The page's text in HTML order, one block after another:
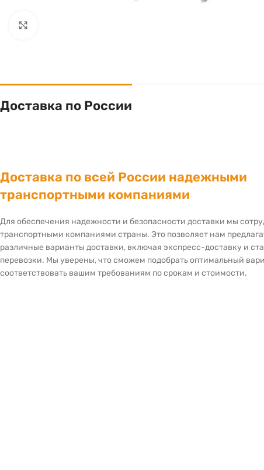
Доставка по России
Доставка по всей России надежными
транспортными компаниями
Для обеспечения надежности и безопасности доставки мы
транспортными компаниями страны. Это позволяет нам
различные варианты доставки, включая экспресс-доставку и
перевозки. Мы уверены, что сможем подобрать оптимальный
соответствовать вашим требованиям по срокам и стоимости.